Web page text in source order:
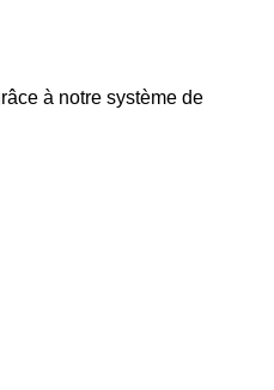
à notre système de